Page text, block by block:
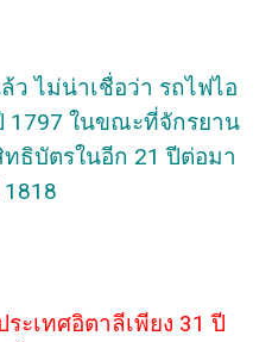
ไม่น่าเชื่อว่า รถไฟไอ
1797 ในขณะที่จักรยาน
ธิบัตรในอีก 21 ปีต่อมา
ะเทศอิตาลีเพียง 31 ปี